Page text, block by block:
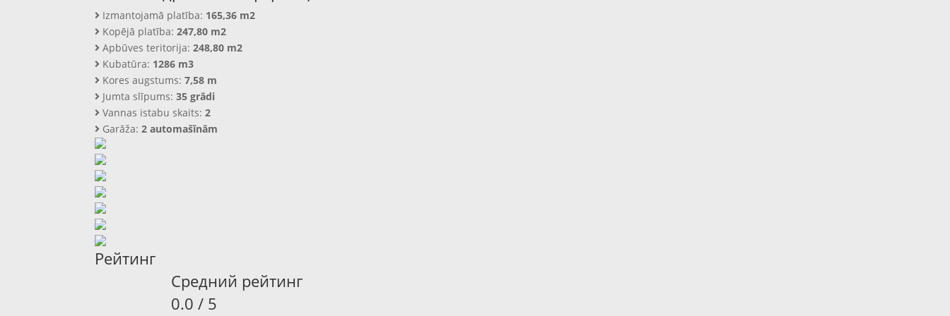
Izmantojamā platība: 165,36 m2
Kopējā platība:247,80 m2
Apbūves teritorija:248,80 m2
Kubatūra: 1286 m3
Kores augstums:7,58 m
Jumta slīpums:35 grādi
Vannas istabu skaits:2
Garāža:2 automašīnām
Рейтинг
Средний рейтинг
0.0 / 5